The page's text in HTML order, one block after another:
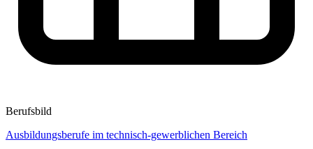
Berufsbild
Ausbildungsberufe im technisch-gewerblichen Bereich